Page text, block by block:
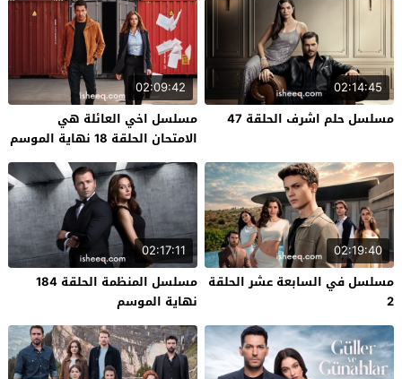
02:14:45
مسلسل حلم اشرف الحلقة 47
02:09:42
مسلسل اخي العائلة هي
الامتحان الحلقة 18 نهاية الموسم
02:19:40
مسلسل في السابعة عشر الحلقة
2
02:17:11
مسلسل المنظمة الحلقة 184
نهاية الموسم